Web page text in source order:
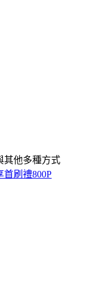
其他多種方式
首刷禮800P